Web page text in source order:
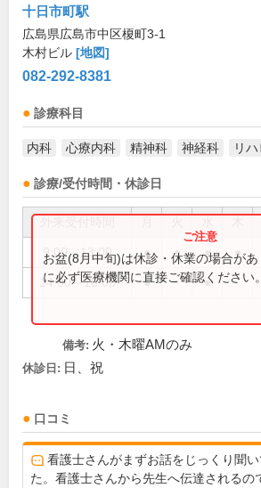
十日市町駅
広島県広島市中区榎町3-1
木村ビル [地図]
082-292-8381
診療科目
内科 心療内科 精神科 神経科 リ
診療/受付時間・休診日
9:00～13:00 ● ● ● ●
14:00～18:00 ● ●
お盆(8月中旬)は休診・休業の場合が
に必ず医療機関に直接ご確認ください。
備考: 火・木曜AMのみ
休診日: 日、祝
口コミ
看護士さんがまずお話をじっくり聞
た。看護士さんから先生へ伝達されるの